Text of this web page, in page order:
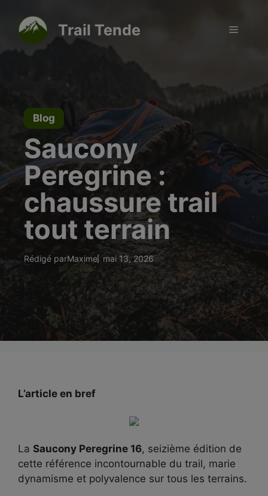
contenu
Trail Tende Menu
Blog
Saucony
Peregrine :
chaussure trail
tout terrain
Rédigé parMaxime mai 13, 2026
L’article en bref
La Saucony Peregrine 16, seizième édition de
cette référence incontournable du trail, marie
dynamisme et polyvalence sur tous les terrains.